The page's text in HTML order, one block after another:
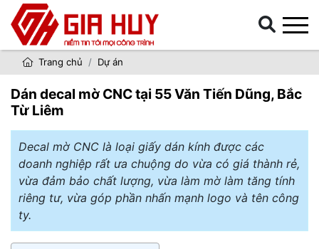
Trang chủ Dự án
Dán decal mờ CNC tại 55 Văn Tiến Dũng, Bắc
Từ Liêm
Decal mờ CNC là loại giấy dán kính được các
doanh nghiệp rất ưa chuộng do vừa có giá thành rẻ,
vừa đảm bảo chất lượng, vừa làm mờ làm tăng tính
riêng tư, vừa góp phần nhấn mạnh logo và tên công
ty.